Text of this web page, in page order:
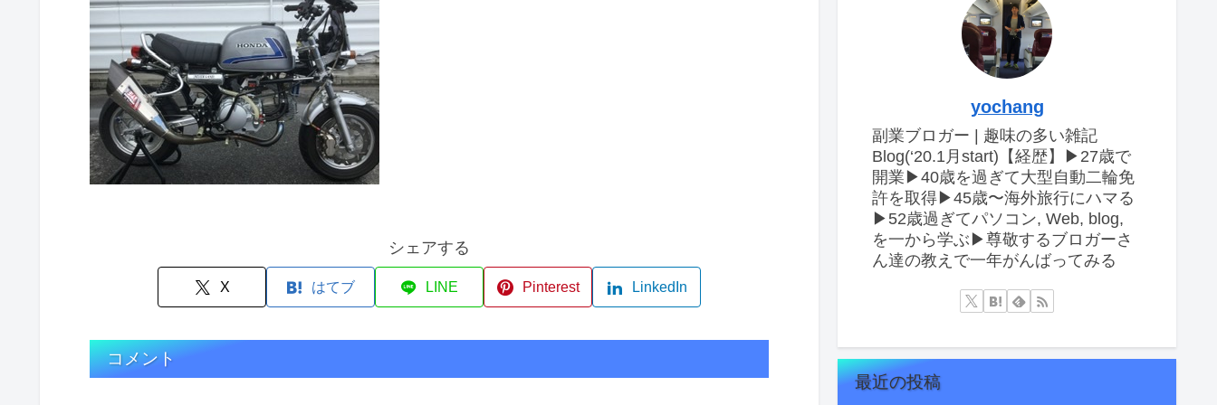
シェアする
X はてブ LINE Pinterest LinkedIn
コメント
yochang
副業ブロガー | 趣味の多い雑記
Blog(‘20.1月start)【経歴】▶︎27歳で
開業▶︎40歳を過ぎて大型自動二輪免
許を取得▶︎45歳〜海外旅行にハマる
▶︎52歳過ぎてパソコン, Web, blog,
を一から学ぶ▶︎尊敬するブロガーさ
ん達の教えで一年がんばってみる
最近の投稿